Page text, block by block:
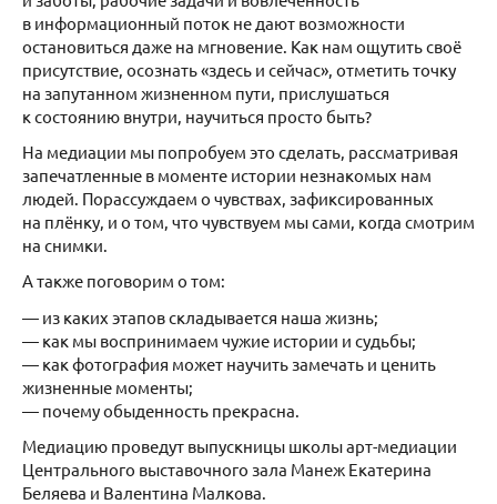
в информационный поток не дают возможности
остановиться даже на мгновение. Как нам ощутить своё
присутствие, осознать «здесь и сейчас», отметить точку
на запутанном жизненном пути, прислушаться
к состоянию внутри, научиться просто быть?
На медиации мы попробуем это сделать, рассматривая
запечатленные в моменте истории незнакомых нам
людей. Порассуждаем о чувствах, зафиксированных
на плёнку, и о том, что чувствуем мы сами, когда смотрим
на снимки.
А также поговорим о том:
— из каких этапов складывается наша жизнь;
— как мы воспринимаем чужие истории и судьбы;
— как фотография может научить замечать и ценить
жизненные моменты;
— почему обыденность прекрасна.
Медиацию проведут выпускницы школы арт-медиации
Центрального выставочного зала Манеж Екатерина
Беляева и Валентина Малкова.